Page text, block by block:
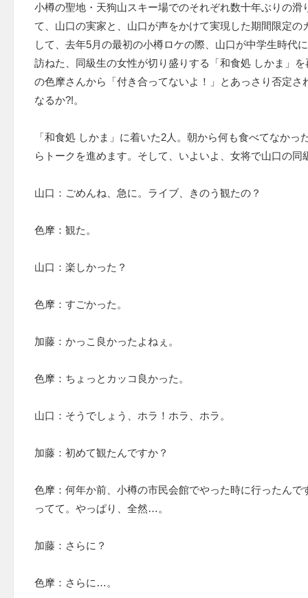
小樽の聖地・天狗山スキー場でのそれぞれ数十年ぶりの
て、山口の実家と、山口が声をかけて実現した期間限定
して、去年5月の最初の小樽ロケの際、山口が中学生時代
訪ねた、同級生の女性が切り盛りする「和食処 しかま」
の色摩さんから「付き合ってないよ！」とあっさり否定
なるか?!。
「和食処 しかま」に着いた2人。朝から何も食べてなか
らトークを進めます。そして、いよいよ、女将で山口の
山口：ごめんね、急に。ライブ、きのう観たの？
色摩：観た。
山口：楽しかった？
色摩：すごかった。
加藤：かっこ良かったよねぇ。
色摩：ちょっとカッコ良かった。
山口：そうでしょう、ホラ！ホラ、ホラ。
加藤：初めて観たんですか？
色摩：何年か前、小樽の市民会館でやった時に行ったん
ってて。やっぱり、全然…。
加藤：さらに？
色摩：さらに…。